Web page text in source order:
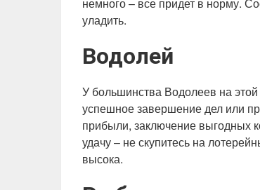
немного – все придет в норму.
уладить.
Водолей
У большинства Водолеев на
успешное завершение дел или
прибыли, заключение выгодных
удачу – не скупитесь на
высока.